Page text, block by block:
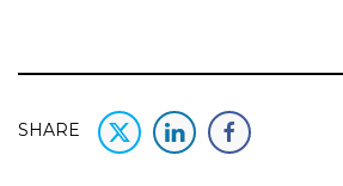
SHARE